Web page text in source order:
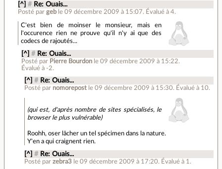
[^] # Re: Ouais...
Posté pargeb le 09 décembre 2009 à 15:07. Évalué à4.
C'est bien de moinser le monsieur, mais en
l'occurence rien ne prouve qu'il n'y ai que des
codecs de rajoutés...
[^] # Re: Ouais...
Posté par Pierre Bourdon le 09 décembre 2009 à 15:22.
Évalué à -2.
[^] # Re: Ouais...
Posté par nomorepost le 09 décembre 2009 à 15:30. Évalué à 10.
(qui est, d'après nombre de sites spécialisés, le
browser le plus vulnérable)
Roohh, oser lâcher un tel spécimen dans la nature.
Y'en a qui craignent rien.
[^] # Re: Ouais...
Posté par zebra3 le 09 décembre 2009 à 17:20. Évalué à 1 .